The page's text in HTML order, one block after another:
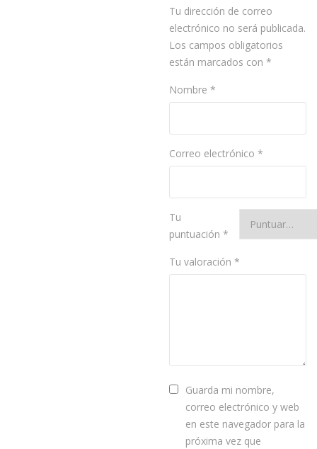
Tu dirección de correo
electrónico no será publicada.
Los campos obligatorios
están marcados con *
Nombre *
Correo electrónico *
Tu
puntuación *
Tu valoración *
Guarda mi nombre,
correo electrónico y web
en este navegador para la
próxima vez que